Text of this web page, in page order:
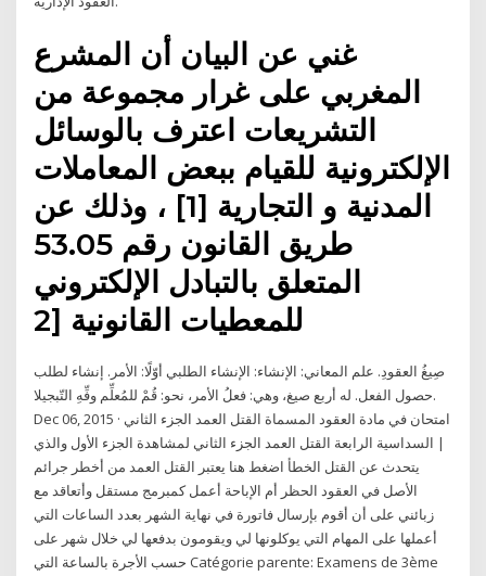
غني عن البيان أن المشرع
المغربي على غرار مجموعة من
التشريعات اعترف بالوسائل
الإلكترونية للقيام ببعض المعاملات
المدنية و التجارية [1] ، وذلك عن
طريق القانون رقم 53.05
المتعلق بالتبادل الإلكتروني
للمعطيات القانونية [2
صِيغُ العقودِ. علم المعاني: الإنشاء: الإنشاء الطلبي أوّلًا: الأمر. إنشاء لطلب
حصول الفعل. له أربع صيغ، وهي: فعلُ الأمر، نحو: قُمْ للمُعلِّم وفِّهِ التّبجيلا.
Dec 06, 2015 · امتحان في مادة العقود المسماة القتل العمد الجزء الثاني
| السداسية الرابعة القتل العمد الجزء الثاني لمشاهدة الجزء الأول والذي
يتحدث عن القتل الخطأ اضغط هنا يعتبر القتل العمد من أخطر جرائم
الأصل في العقود الحظر أم الإباحة أعمل كمبرمج مستقل وأتعاقد مع
زبائني على أن أقوم بإرسال فاتورة في نهاية الشهر بعدد الساعات التي
أعملها على المهام التي يوكلونها لي ويقومون بدفعها لي خلال شهر على
حسب الأجرة بالساعة التي Catégorie parente: Examens de 3ème